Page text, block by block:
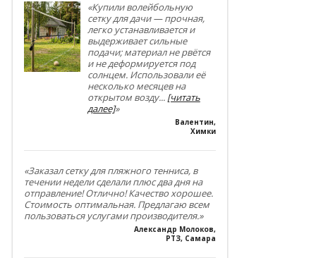
«Купили волейбольную
сетку для дачи — прочная,
легко устанавливается и
выдерживает сильные
подачи; материал не рвётся
и не деформируется под
солнцем. Использовали её
несколько месяцев на
открытом возду... [читать
далее]»
Валентин,
Химки
«Заказал сетку для пляжного тенниса, в
течении недели сделали плюс два дня на
отправление! Отлично! Качество хорошее.
Стоимость оптимальная. Предлагаю всем
пользоваться услугами производителя.»
Александр Молоков,
РТЗ, Самара